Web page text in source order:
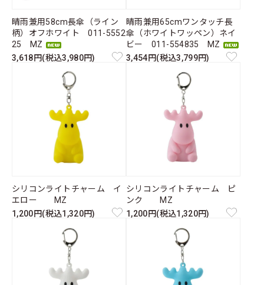
晴雨兼用58cm長傘（ライン
柄）オフホワイト 011-5552
25 MZ
3,618円(税込3,980円)
晴雨兼用65cmワンタッチ長
傘（ホワイトワッペン）ネイ
ビー 011-554835 MZ
3,454円(税込3,799円)
シリコンライトチャーム イ
エロー MZ
1,200円(税込1,320円)
シリコンライトチャーム ピ
ンク MZ
1,200円(税込1,320円)